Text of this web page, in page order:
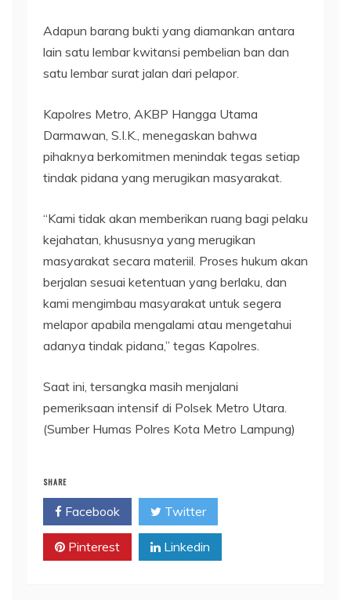
Adapun barang bukti yang diamankan antara
lain satu lembar kwitansi pembelian ban dan
satu lembar surat jalan dari pelapor.
Kapolres Metro, AKBP Hangga Utama
Darmawan, S.I.K., menegaskan bahwa
pihaknya berkomitmen menindak tegas setiap
tindak pidana yang merugikan masyarakat.
“Kami tidak akan memberikan ruang bagi pelaku
kejahatan, khususnya yang merugikan
masyarakat secara materiil. Proses hukum akan
berjalan sesuai ketentuan yang berlaku, dan
kami mengimbau masyarakat untuk segera
melapor apabila mengalami atau mengetahui
adanya tindak pidana,” tegas Kapolres.
Saat ini, tersangka masih menjalani
pemeriksaan intensif di Polsek Metro Utara.
(Sumber Humas Polres Kota Metro Lampung)
SHARE
Facebook Twitter
Pinterest Linkedin